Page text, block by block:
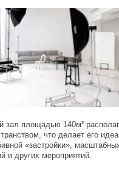
зал площадью 140м²
что делает его
«застройки»,
и других мероприятий.